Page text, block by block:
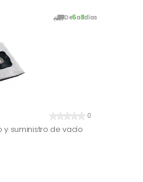
De5a8días
0
y suministro de vacío